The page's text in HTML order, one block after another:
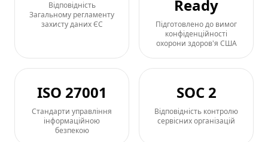
Відповідність
Загальному регламенту
захисту даних ЄС
Ready
Підготовлено до вимог
конфіденційності
охорони здоров'я США
ISO 27001
Стандарти управління
інформаційною
безпекою
SOC 2
Відповідність контролю
сервісних організацій